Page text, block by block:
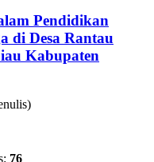
Pendidikan
di Desa Rantau
Kabupaten
76